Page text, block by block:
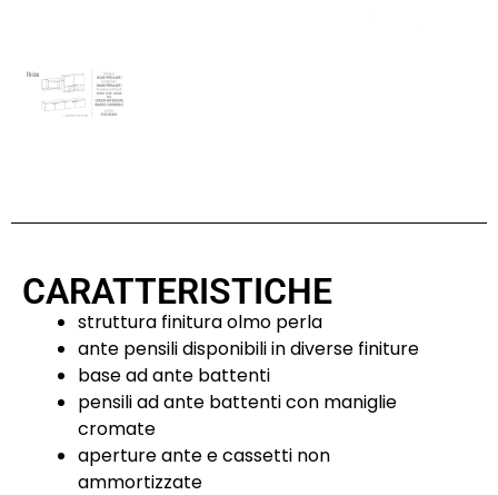
CARATTERISTICHE
struttura finitura olmo perla
ante pensili disponibili in diverse finiture
base ad ante battenti
pensili ad ante battenti con maniglie
cromate
aperture ante e cassetti non
ammortizzate